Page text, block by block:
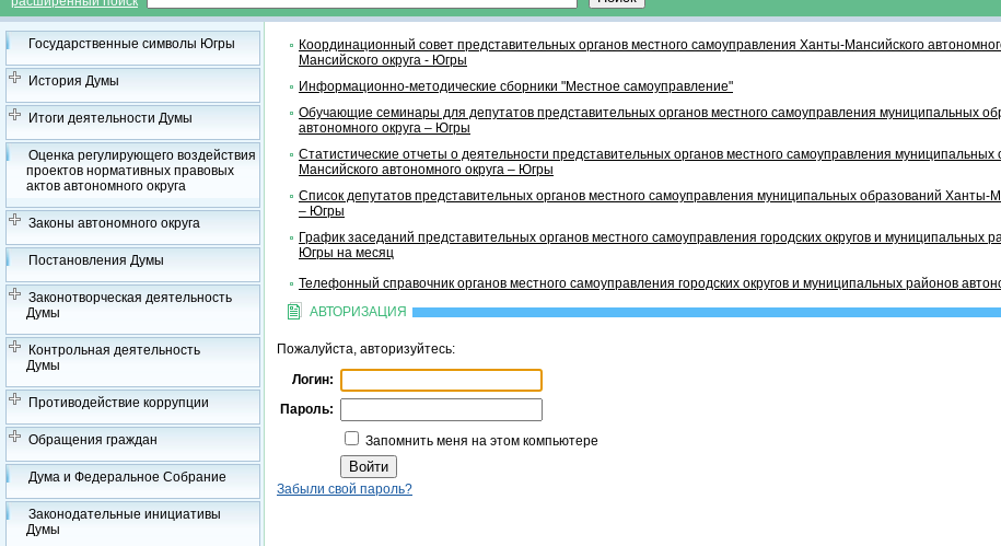
Государственные символы Югры
История Думы
Итоги деятельности Думы
Оценка регулирующего воздействия
проектов нормативных правовых
актов автономного округа
Законы автономного округа
Постановления Думы
Законотворческая деятельность
Думы
Контрольная деятельность
Думы
Противодействие коррупции
Обращения граждан
Дума и Федеральное Собрание
Законодательные инициативы
Думы
Координационный совет представительных органов местного самоуправления Ханты-Мансийского
Мансийского округа - Югры
Информационно-методические сборники "Местное самоуправление"
Обучающие семинары для депутатов представительных органов местного самоуправления муниципальных
автономного округа – Югры
Статистические отчеты о деятельности представительных органов местного самоуправления
Мансийского автономного округа – Югры
Список депутатов представительных органов местного самоуправления муниципальных образований Ханты-
– Югры
График заседаний представительных органов местного самоуправления городских округов и муниципальных
Югры на месяц
Телефонный справочник органов местного самоуправления городских округов и муниципальных районов
АВТОРИЗАЦИЯ
Пожалуйста, авторизуйтесь:
Логин:
Пароль:
Запомнить меня на этом компьютере
Забыли свой пароль?